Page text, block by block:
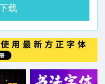
载